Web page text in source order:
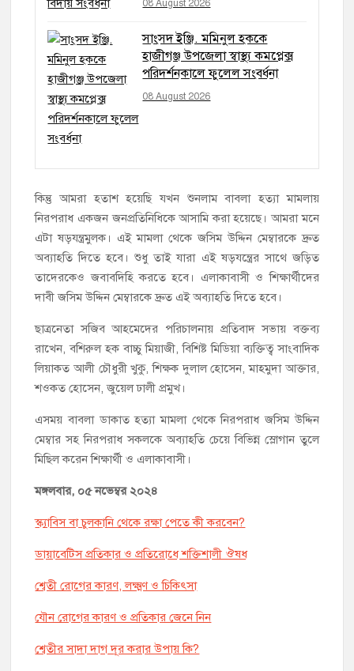
08 August 2026
সাংসদ ইঞ্জি. মমিনুল হককে
হাজীগঞ্জ উপজেলা স্বাস্থ্য কমপ্লেক্স
পরিদর্শনকালে ফুলেল সংবর্ধনা
08 August 2026
কিন্তু আমরা হতাশ হয়েছি যখন শুনলাম বাবলা হত্যা মামলায়
নিরপরাধ একজন জনপ্রতিনিধিকে আসামি করা হয়েছে। আমরা মনে
এটা ষড়যন্ত্রমুলক। এই মামলা থেকে জসিম উদ্দিন মেম্বারকে দ্রুত
অব্যাহতি দিতে হবে। শুধু তাই যারা এই ষড়যন্ত্রের সাথে জড়িত
তাদেরকেও জবাবদিহি করতে হবে। এলাকাবাসী ও শিক্ষার্থীদের
দাবী জসিম উদ্দিন মেম্বারকে দ্রুত এই অব্যাহতি দিতে হবে।
ছাত্রনেতা সজিব আহমেদের পরিচালনায় প্রতিবাদ সভায় বক্তব্য
রাখেন, বশিরুল হক বাচ্চু মিয়াজী, বিশিষ্ট মিডিয়া ব্যক্তিত্ব সাংবাদিক
লিয়াকত আলী চৌধুরী খুকু, শিক্ষক দুলাল হোসেন, মাহমুদা আক্তার,
শওকত হোসেন, জুয়েল ঢালী প্রমুখ।
এসময় বাবলা ডাকাত হত্যা মামলা থেকে নিরপরাধ জসিম উদ্দিন
মেম্বার সহ নিরপরাধ সকলকে অব্যাহতি চেয়ে বিভিন্ন স্লোগান তুলে
মিছিল করেন শিক্ষার্থী ও এলাকাবাসী।
মঙ্গলবার, ০৫ নভেম্বর ২০২৪
স্ক্যাবিস বা চুলকানি থেকে রক্ষা পেতে কী করবেন?
ডায়াবেটিস প্রতিকার ও প্রতিরোধে শক্তিশালী ঔষধ
শ্বেতী রোগের কারণ, লক্ষ্মণ ও চিকিৎসা
যৌন রোগের কারণ ও প্রতিকার জেনে নিন
শ্বেতীর সাদা দাগ দূর করার উপায় কি?